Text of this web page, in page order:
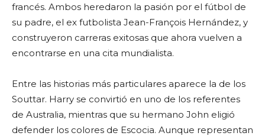
francés. Ambos heredaron la pasión por el fútbol de
su padre, el ex futbolista Jean-François Hernández, y
construyeron carreras exitosas que ahora vuelven a
encontrarse en una cita mundialista.
Entre las historias más particulares aparece la de los
Souttar. Harry se convirtió en uno de los referentes
de Australia, mientras que su hermano John eligió
defender los colores de Escocia. Aunque representan